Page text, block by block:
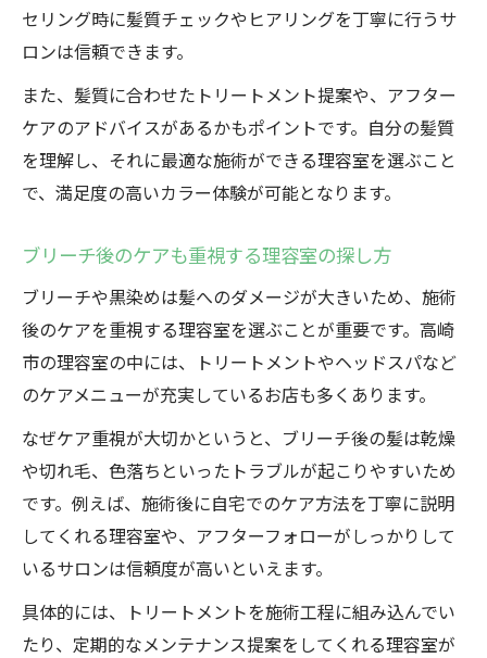
セリング時に髪質チェックやヒアリングを丁寧に行うサ
ロンは信頼できます。
また、髪質に合わせたトリートメント提案や、アフター
ケアのアドバイスがあるかもポイントです。自分の髪質
を理解し、それに最適な施術ができる理容室を選ぶこと
で、満足度の高いカラー体験が可能となります。
ブリーチ後のケアも重視する理容室の探し方
ブリーチや黒染めは髪へのダメージが大きいため、施術
後のケアを重視する理容室を選ぶことが重要です。高崎
市の理容室の中には、トリートメントやヘッドスパなど
のケアメニューが充実しているお店も多くあります。
なぜケア重視が大切かというと、ブリーチ後の髪は乾燥
や切れ毛、色落ちといったトラブルが起こりやすいため
です。例えば、施術後に自宅でのケア方法を丁寧に説明
してくれる理容室や、アフターフォローがしっかりして
いるサロンは信頼度が高いといえます。
具体的には、トリートメントを施術工程に組み込んでい
たり、定期的なメンテナンス提案をしてくれる理容室が